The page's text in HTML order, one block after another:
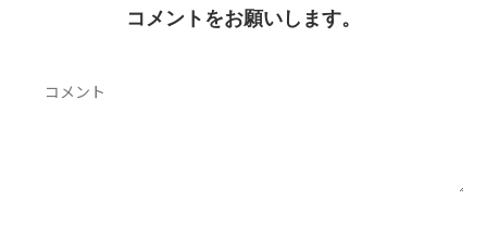
コメントをお願いします。